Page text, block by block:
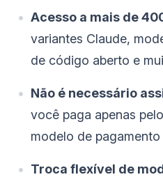
Acesso a mais de
variantes Claude,
de código aberto e
Não é necessário
você paga apenas
modelo de
Troca flexível de